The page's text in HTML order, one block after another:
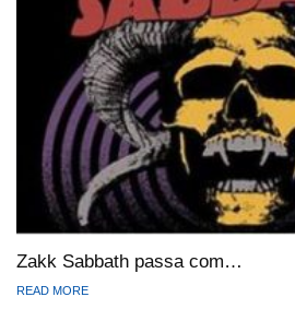
Zakk Sabbath passa com…
READ MORE